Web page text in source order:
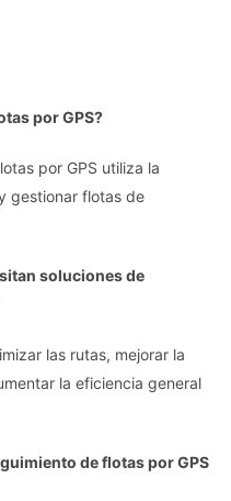
por GPS?
por GPS utiliza la
gestionar flotas de
soluciones de
las rutas, mejorar la
la eficiencia general
de flotas por GPS